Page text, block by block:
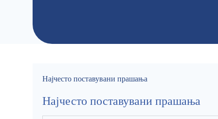
Најчесто поставувани прашања
Најчесто поставувани прашања